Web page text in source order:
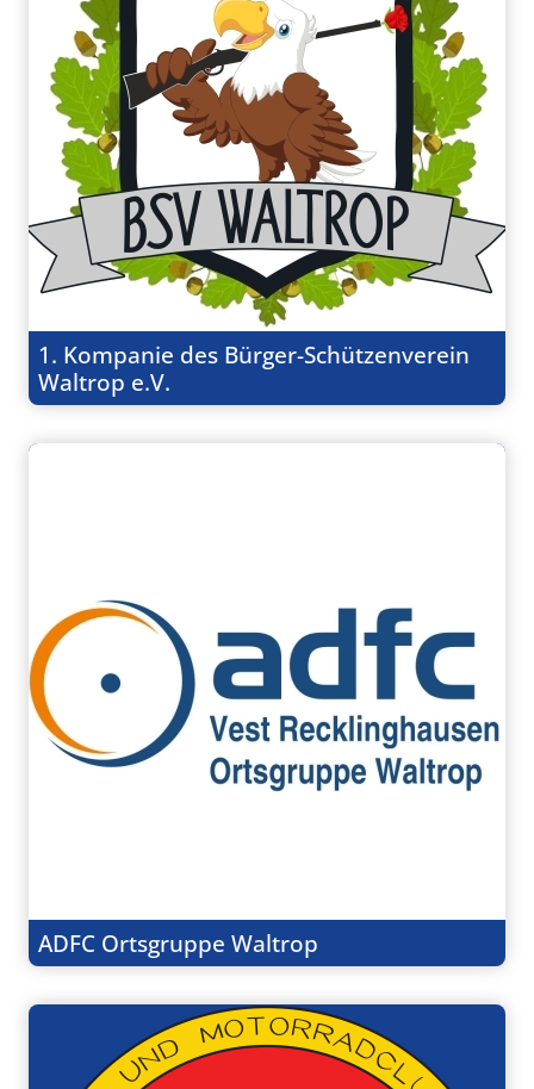
1. Kompanie des Bürger-Schützenverein
Waltrop e.V.
ADFC Ortsgruppe Waltrop